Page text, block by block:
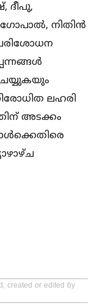
ദീപു,
നിതിന്‍
ലഹരി
അടക്കം
created or edited by